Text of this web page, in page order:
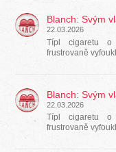
Blanch: Svým
22.03.2026
Típl cigaretu o
frustrovaně
Blanch: Svým
22.03.2026
Típl cigaretu o
frustrovaně